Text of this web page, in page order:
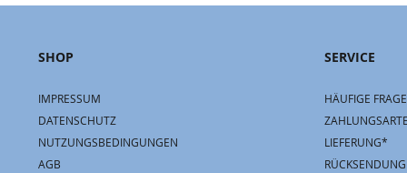
SHOP
IMPRESSUM
DATENSCHUTZ
NUTZUNGSBEDINGUNGEN
AGB
SERVICE
HÄUFIGE
LIEFERUNG*